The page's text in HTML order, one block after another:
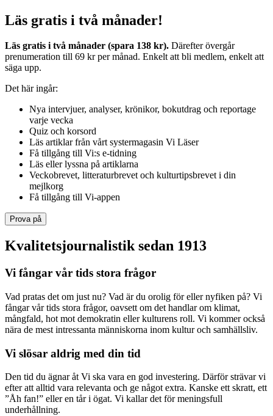
Läs gratis i två månader!
Läs gratis i två månader (spara 138 kr). Därefter övergår
prenumeration till 69 kr per månad. Enkelt att bli medlem, enkelt att
säga upp.
Det här ingår:
Nya intervjuer, analyser, krönikor, bokutdrag och reportage
varje vecka
Quiz och korsord
Läs artiklar från vårt systermagasin Vi Läser
Få tillgång till Vi:s e-tidning
Läs eller lyssna på artiklarna
Veckobrevet, litteraturbrevet och kulturtipsbrevet i din
mejlkorg
Få tillgång till Vi-appen
Prova på
Kvalitetsjournalistik sedan 1913
Vi fångar vår tids stora frågor
Vad pratas det om just nu? Vad är du orolig för eller nyfiken på? Vi
fångar vår tids stora frågor, oavsett om det handlar om klimat,
mångfald, hot mot demokratin eller kulturens roll. Vi kommer också
nära de mest intressanta människorna inom kultur och samhällsliv.
Vi slösar aldrig med din tid
Den tid du ägnar åt Vi ska vara en god investering. Därför strävar vi
efter att alltid vara relevanta och ge något extra. Kanske ett skratt, ett
”Åh fan!” eller en tår i ögat. Vi kallar det för meningsfull
underhållning.